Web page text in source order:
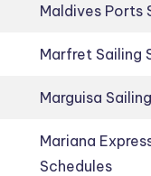
Maldives Ports
Marfret Sailing
Marguisa
Mariana
Schedules